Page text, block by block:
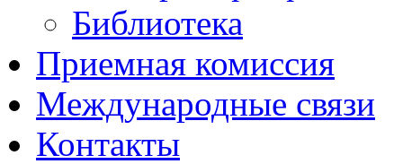
Библиотека
Приемная комиссия
Международные связи
Контакты